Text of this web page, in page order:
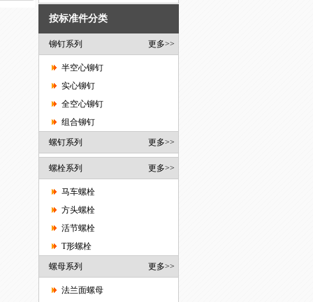
按标准件分类
铆钉系列 更多>>
半空心铆钉
实心铆钉
全空心铆钉
组合铆钉
螺钉系列 更多>>
螺栓系列 更多>>
马车螺栓
方头螺栓
活节螺栓
T形螺栓
螺母系列 更多>>
法兰面螺母